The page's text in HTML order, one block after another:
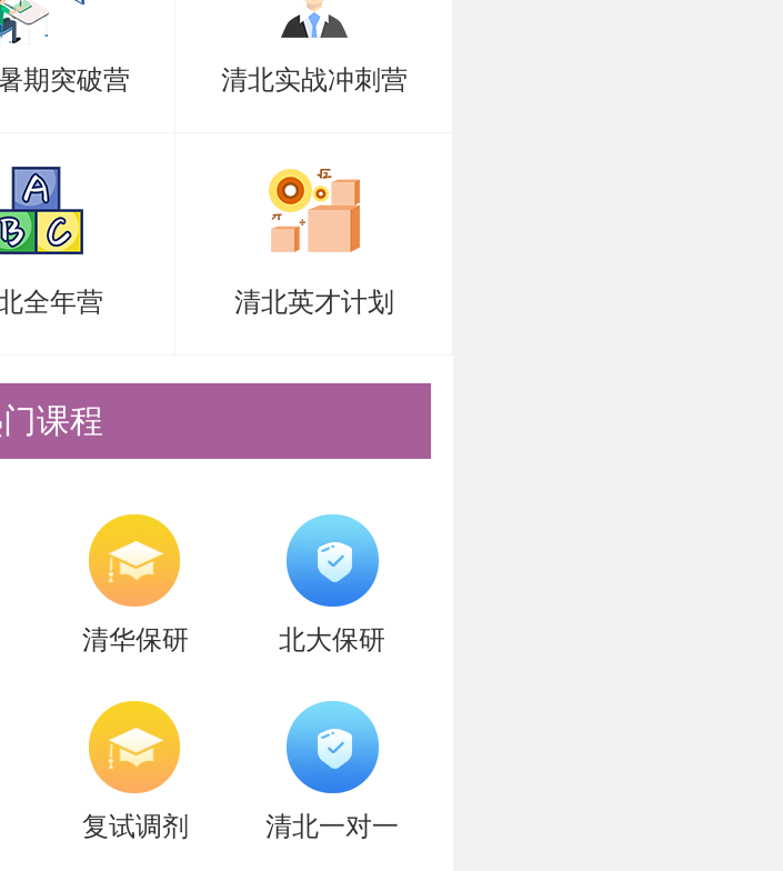
日10:00-2026年7月28日15:00
）按相关要求完成网上
招生，后期不再继续招生。
间内通过我校研究生申请服务
）进行提交，逾期不予受理。
成绩单；
籍在线验证报告》）、学士学
高等教育学位在线验证报
书（须附学信网《教育部学历
期突破营 清北实战冲刺营
全年营 清北英才计划
课程
清华保研 北大保研
复试调剂 清北一对一